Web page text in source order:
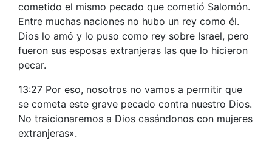
cometido el mismo pecado que cometió Salomón.
Entre muchas naciones no hubo un rey como él.
Dios lo amó y lo puso como rey sobre Israel, pero
fueron sus esposas extranjeras las que lo hicieron
pecar.
13:27 Por eso, nosotros no vamos a permitir que
se cometa este grave pecado contra nuestro Dios.
No traicionaremos a Dios casándonos con mujeres
extranjeras».